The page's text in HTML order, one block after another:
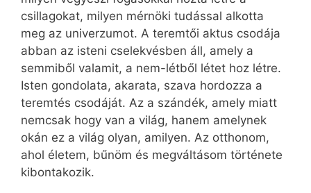
csillagokat, milyen mérnöki tudással alkotta
meg az univerzumot. A teremtői aktus csodája
abban az isteni cselekvésben áll, amely a
semmiből valamit, a nem-létből létet hoz létre.
Isten gondolata, akarata, szava hordozza a
teremtés csodáját. Az a szándék, amely miatt
nemcsak hogy van a világ, hanem amelynek
okán ez a világ olyan, amilyen. Az otthonom,
ahol életem, bűnöm és megváltásom története
kibontakozik.